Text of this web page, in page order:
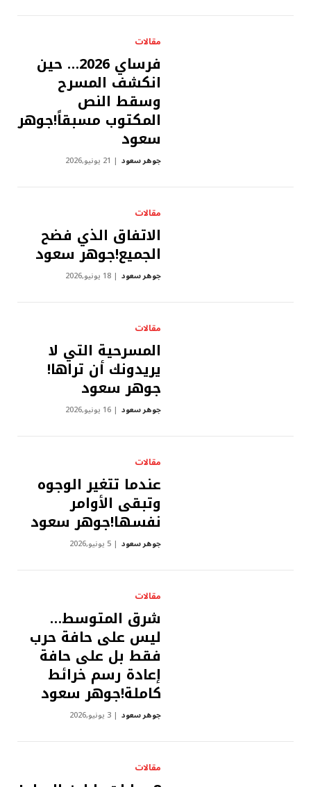
مقالات
فرساي 2026… حين
انكشف المسرح
وسقط النص
المكتوب مسبقاً!جوهر
سعود
جوهر سعود 21 يونيو,2026
مقالات
الاتفاق الذي فضح
الجميع!جوهر سعود
جوهر سعود 18 يونيو,2026
مقالات
المسرحية التي لا
يريدونك أن تراها!
جوهر سعود
جوهر سعود 16 يونيو,2026
مقالات
عندما تتغير الوجوه
وتبقى الأوامر
نفسها!جوهر سعود
جوهر سعود 5 يونيو,2026
مقالات
شرق المتوسط…
ليس على حافة حرب
فقط بل على حافة
إعادة رسم خرائط
كاملة!جوهر سعود
جوهر سعود 3 يونيو,2026
مقالات